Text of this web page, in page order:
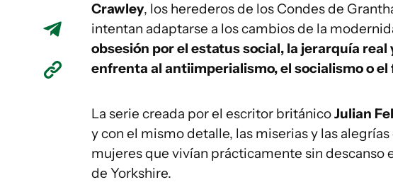
Crawley, los herederos de los Condes de
intentan adaptarse a los cambios de la
obsesión por el estatus social, la jerarquía real
enfrenta al antiimperialismo, el socialismo o el
La serie creada por el escritor británicoJulian
y con el mismo detalle, las miserias y las
mujeres que vivían prácticamente sin descanso
de Yorkshire.